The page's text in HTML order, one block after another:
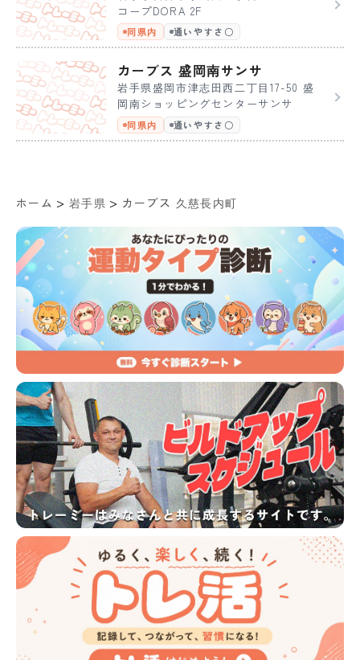
コープDORA 2F
同県内 通いやすさ〇
カーブス 盛岡南サンサ
岩手県盛岡市津志田西二丁目17-50 盛
岡南ショッピングセンターサンサ
同県内 通いやすさ〇
ホーム > 岩手県 > カーブス 久慈長内町